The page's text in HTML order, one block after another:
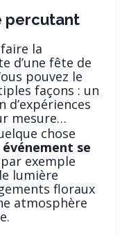
percutant
la
d’une fête de
pouvez le
façons : un
mesure…
chose
se
exemple
lumière
floraux
atmosphère